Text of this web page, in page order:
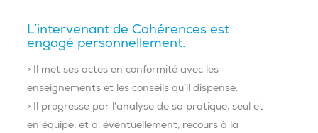
L’intervenant de Cohérences est
engagé personnellement.
> Il met ses actes en conformité avec les
enseignements et les conseils qu’il dispense.
> Il progresse par l’analyse de sa pratique, seul et
en équipe, et a, éventuellement, recours à la